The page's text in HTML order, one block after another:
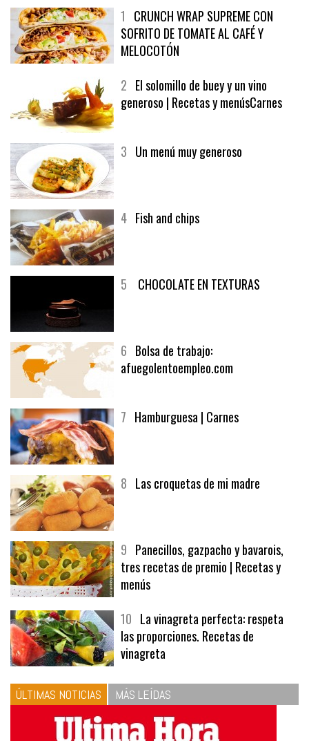
1CRUNCH WRAP SUPREME CON
SOFRITO DE TOMATE AL CAFÉ Y
MELOCOTÓN
2El solomillo de buey y un vino
6Bolsa de trabajo:
9Panecillos, gazpacho y bavarois,
tres recetas de premio | Recetas y
menús
10La vinagreta perfecta: respeta
las proporciones. Recetas de
vinagreta
ÚLTIMAS NOTICIAS MÁS LEÍDAS